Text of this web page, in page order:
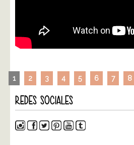
1 2 3 4 5 6 7 8
REDES SOCIALES